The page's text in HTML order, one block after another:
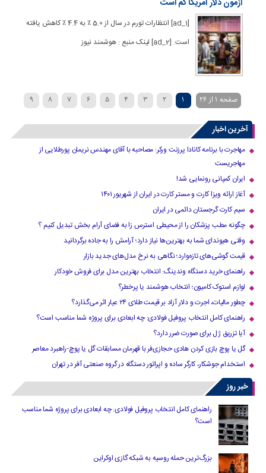
آزمون دلار آمریکا کم است
[ad_1] انتظارات تورم در سال از 5.0 ٪ به 4.4 ٪ کاهش یافته
است. [ad_2] لینک منبع : هوشمند نیوز
صفحه 1 از 26 1
2
3
4
5
6
7
8
9
10
›
20
...
» آخرین اخبار
مهاجرت با برنامه کانادا پرزنت ورکر: مصاحبه با آقای مهندس نریمان پورطلایی از
مهاجریست
ایران کمپانی رونمایی شد!
آغاز ارائه ویزا کارت و مستر کارت در ایران از شهریور ۱۴۰۱
سیم کارت گرجستان دائمی در ایران
چگونه مطب پزشکان را از محیطی استرس زا به فضای آرام بخش تبدیل کنیم ؟
وقتی هیوندای شما به بهترین‌ها نیاز دارد؛ آرامش را به جاده برگردانید
قیمت گوشی‌های تازه‌وارد؛ نگاهی به نرخ مدل‌های جدید بازار
راهنمای خرید دستگاه وندینگ: انتخاب بهترین مدل برای فروش خودکار
لوازم استوک کامیون؛ انتخاب هوشمند یا پرخطر؟
چطور مالیات، اجرت و دلار آزاد بر قیمت طلای ۲۴ عیار اثر می‌گذارد؟
راهنمای کامل انتخاب پروفیل فولادی: چه ابعادی برای پروژه شما مناسب است؟
آیا تزریق ژل برای صورت ضرر دارد​؟
گل یا پوچ بازی کردن هادی حجازی‌فر با قهرمان مسابقات گل یا پوچ-راهبرد معاصر
استخدام جوشکار، کارگر ساده و اپراتور دستگاه در گروه صنعتی آفر در تهران
خبر روز
راهنمای کامل انتخاب پروفیل فولادی: چه ابعادی برای پروژه شما مناسب
است؟
بزرگ‌ترین حمله روسیه به شبکه گازی اوکراین